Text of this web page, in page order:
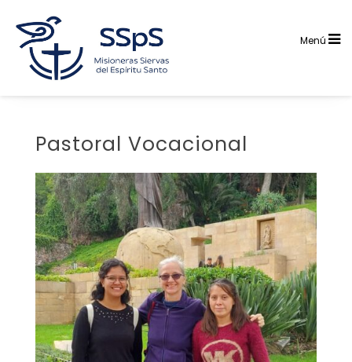
contenido
Menú
Pastoral Vocacional